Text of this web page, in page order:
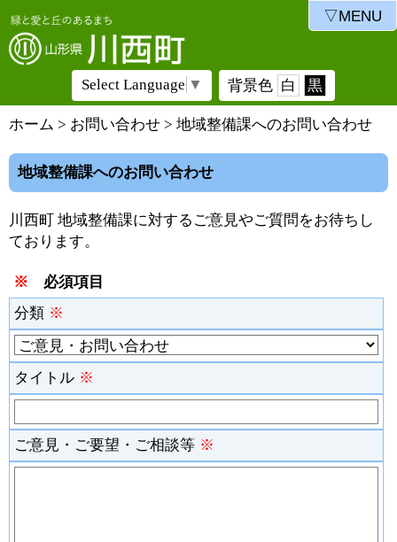
Select Language ▼ 背景色 白 黒
ホーム > お問い合わせ > 地域整備課へのお問い合わせ
地域整備課へのお問い合わせ
川西町 地域整備課に対するご意見やご質問をお待ちし
ております。
※ 必須項目
分類 ※
タイトル ※
ご意見・ご要望・ご相談等 ※
▽MENU